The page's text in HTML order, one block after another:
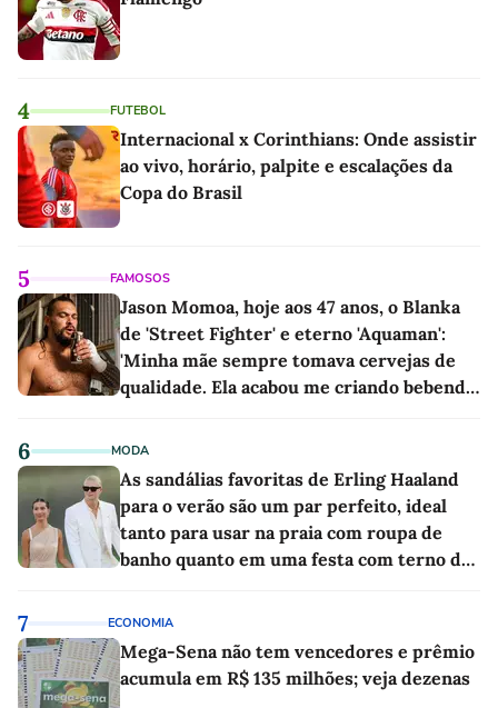
4 FUTEBOL
Internacional x Corinthians: Onde assistir
ao vivo, horário, palpite e escalações da
Copa do Brasil
5 FAMOSOS
Jason Momoa, hoje aos 47 anos, o Blanka
de 'Street Fighter' e eterno 'Aquaman':
'Minha mãe sempre tomava cervejas de
qualidade. Ela acabou me criando bebendo
6 MODA
As sandálias favoritas de Erling Haaland
para o verão são um par perfeito, ideal
tanto para usar na praia com roupa de
banho quanto em uma festa com terno de
7 ECONOMIA
Mega-Sena não tem vencedores e prêmio
acumula em R$ 135 milhões; veja dezenas